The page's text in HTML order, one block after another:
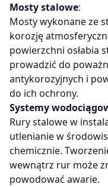
Mosty stalowe:
Mosty wykonane ze
korozję
powierzchni osłabia
prowadzić do
antykorozyjnych i
do ich ochrony.
Systemy
Rury stalowe w
utlenianie w
chemicznie.
wewnątrz rur może
powodować awarie.